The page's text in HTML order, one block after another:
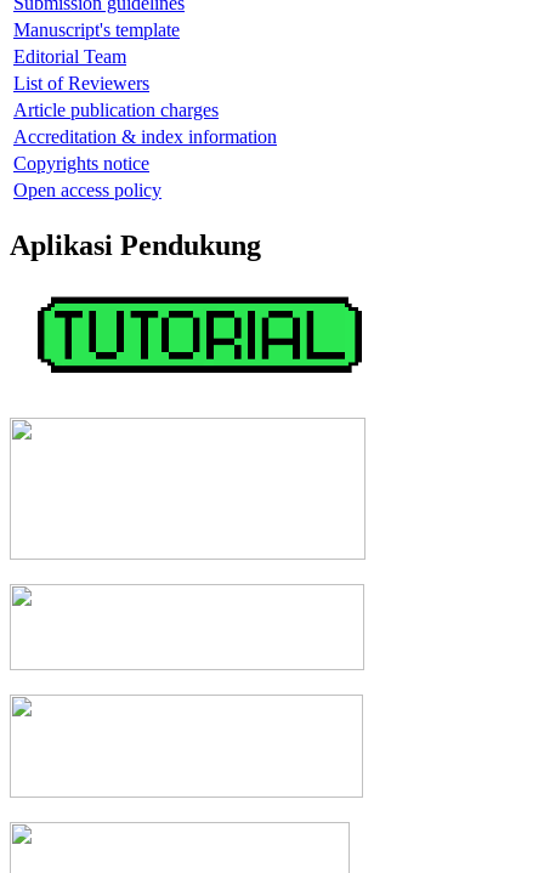
Manuscript's template
Editorial Team
List of Reviewers
Article publication charges
Accreditation & index information
Copyrights notice
Open access policy
Aplikasi Pendukung